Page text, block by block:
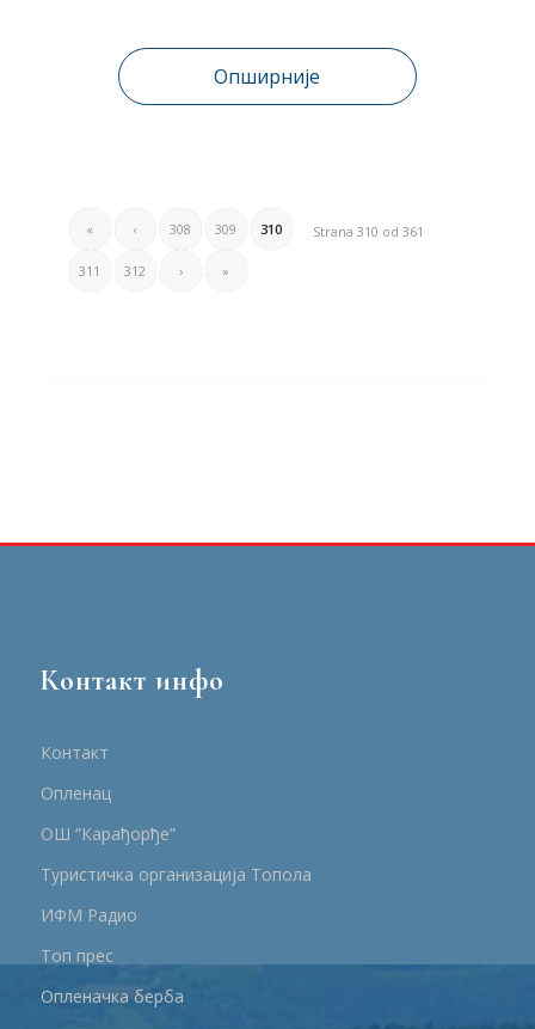
Опширније
Strana 310 od 361
« ‹ 308 309 310
311 312 › »
Контакт инфо
Контакт
Опленац
ОШ “Карађорђе”
Туристичка организација Топола
ИФМ Радио
Топ прес
Опленачка берба